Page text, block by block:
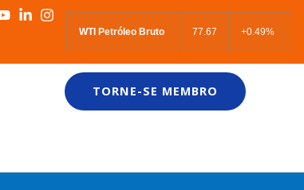
WTI Petróleo Bruto 77.67 +0.49%
TORNE-SE MEMBRO